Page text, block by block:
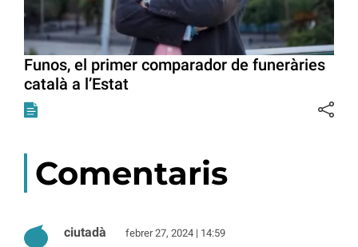
Funos, el primer comparador de funeràries
català a l’Estat
Comentaris
ciutadà febrer 27, 2024 | 14:59